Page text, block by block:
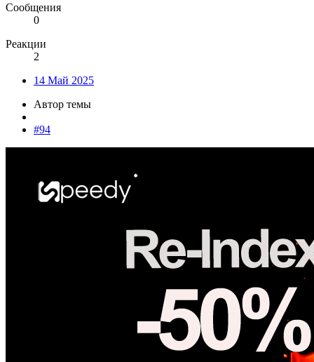
Сообщения
0
Реакции
2
14 Май 2025
Автор темы
#94